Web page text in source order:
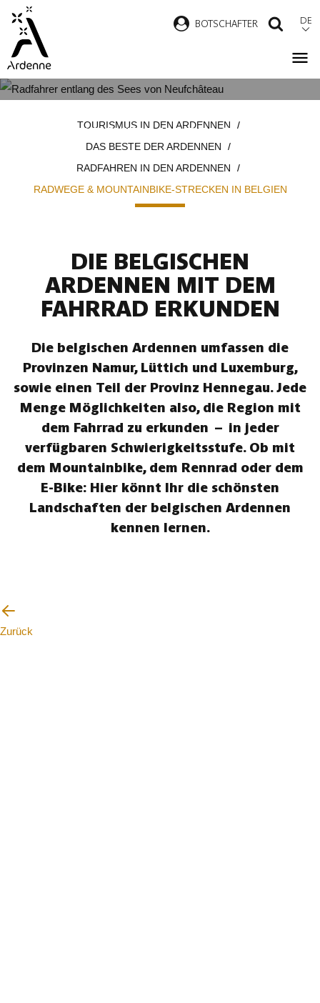
Direkt
zum
Inhalt
BOTSCHAFTER DE
STRECKEN IN BELGIEN
TOURISMUS IN DEN ARDENNEN
DAS BESTE DER ARDENNEN
RADFAHREN IN DEN ARDENNEN
RADWEGE & MOUNTAINBIKE-STRECKEN IN BELGIEN
DIE BELGISCHEN
ARDENNEN MIT DEM
FAHRRAD ERKUNDEN
Die belgischen Ardennen umfassen die
Provinzen Namur, Lüttich und Luxemburg,
sowie einen Teil der Provinz Hennegau. Jede
Menge Möglichkeiten also, die Region mit
dem Fahrrad zu erkunden – in jeder
verfügbaren Schwierigkeitsstufe. Ob mit
dem Mountainbike, dem Rennrad oder dem
E-Bike: Hier könnt Ihr die schönsten
Landschaften der belgischen Ardennen
kennen lernen.
Zurück